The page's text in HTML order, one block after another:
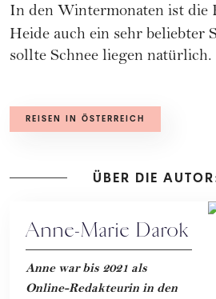
In den Wintermonaten ist die
Heide auch ein sehr beliebter
sollte Schnee liegen natürlich.
REISEN IN ÖSTERREICH
ÜBER DIE
Anne-Marie Darok
Anne war bis 2021 als
Online-Redakteurin in den